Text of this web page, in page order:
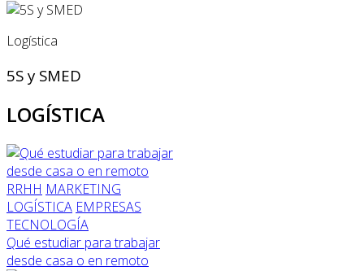
Logística
5S y SMED
LOGÍSTICA
RRHH MARKETING
LOGÍSTICA EMPRESAS
TECNOLOGÍA
Qué estudiar para trabajar
desde casa o en remoto